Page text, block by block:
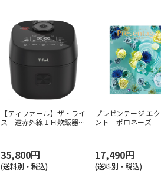
【ティファール】ザ・ライ
ス 遠赤外線ＩＨ炊飯器
35,800円
(送料別・税込)
プレゼンテージ エ
ント ポロネーズ
17,490円
(送料別・税込)